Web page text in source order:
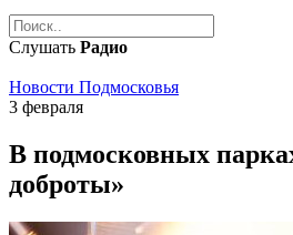
Слушать Радио
Новости Подмосковья
3 февраля
В подмосковных
доброты»